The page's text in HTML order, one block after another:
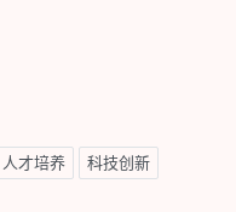
人才培养 科技创新